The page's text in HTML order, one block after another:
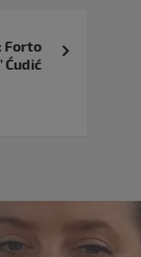
Forto
Ćudić